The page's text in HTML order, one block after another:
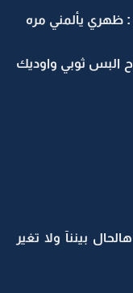
: ظهري يألمني مره
البس ثوبي واوديك
بيننآ ولا تغير